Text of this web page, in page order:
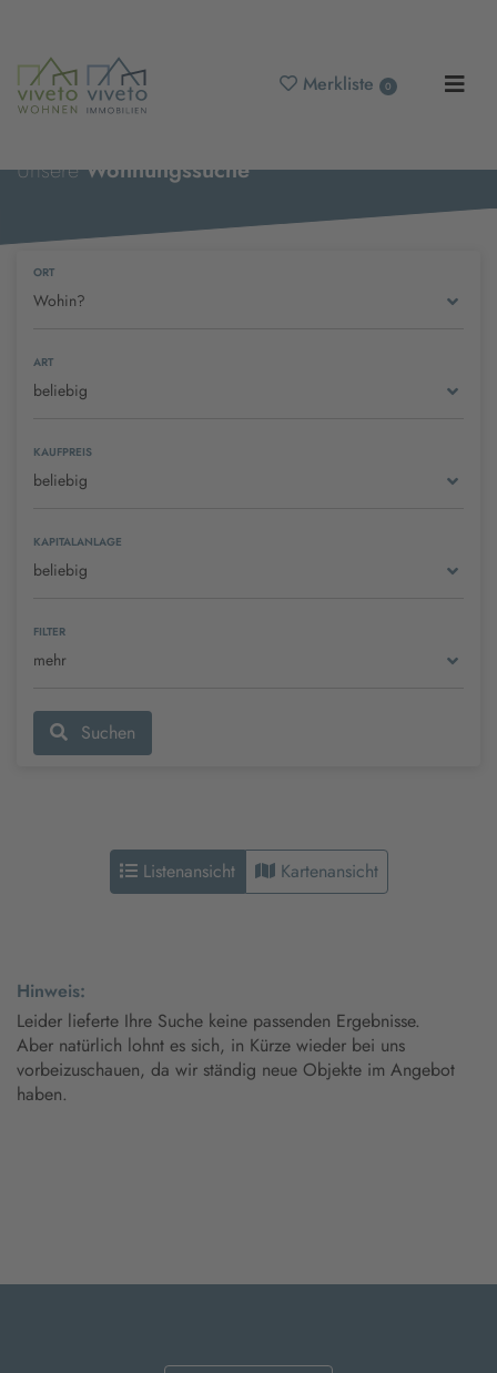
Merkliste 0
UnsereWohnungssuche
ORT
Wohin?
ART
beliebig
KAUFPREIS
beliebig
KAPITALANLAGE
beliebig
FILTER
mehr
Suchen
Listenansicht Kartenansicht
Hinweis:
Leider lieferte Ihre Suche keine passenden Ergebnisse.
Aber natürlich lohnt es sich, in Kürze wieder bei uns
vorbeizuschauen, da wir ständig neue Objekte im Angebot
haben.